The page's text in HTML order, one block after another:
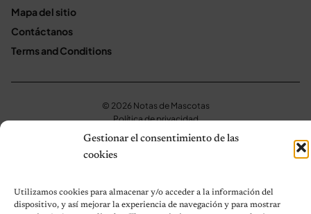
Gestionar el consentimiento de las
cookies
Utilizamos cookies para almacenar y/o acceder a la información del
dispositivo, y así mejorar la experiencia de navegación y para mostrar
Mapa del sitio
Contáctanos
Terms and Conditions
© 2026 Notas de Mascotas
Política de privacidad